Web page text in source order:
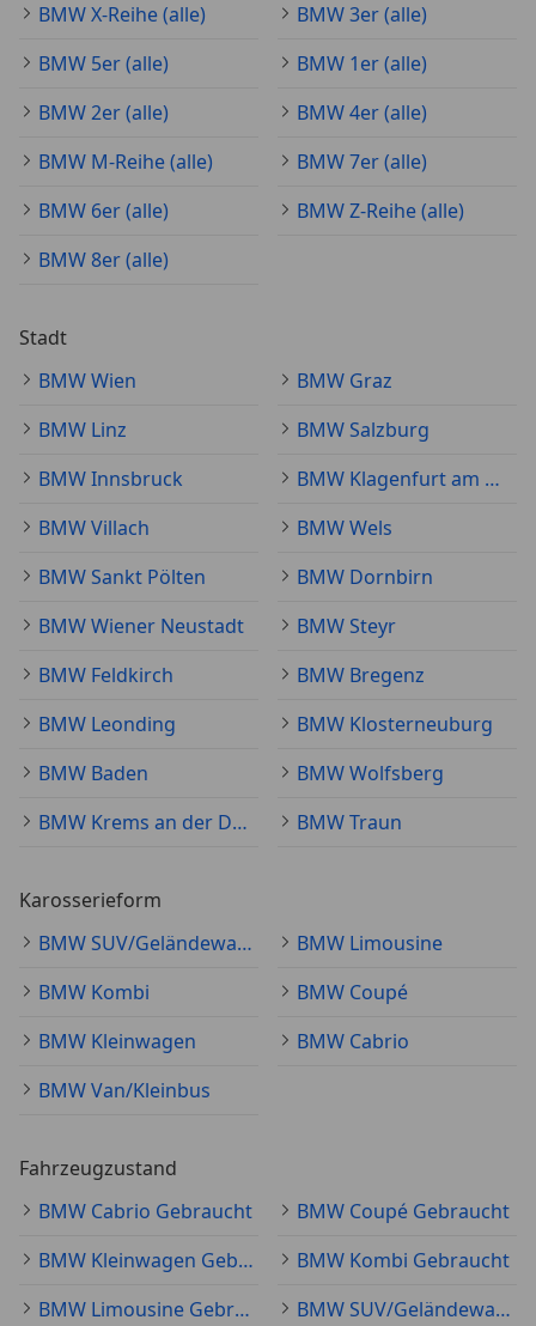
BMW X-Reihe (alle)
BMW 3er (alle)
BMW 5er (alle)
BMW 1er (alle)
BMW 2er (alle)
BMW 4er (alle)
BMW M-Reihe (alle)
BMW 7er (alle)
BMW 6er (alle)
BMW Z-Reihe (alle)
BMW 8er (alle)
Stadt
BMW Wien
BMW Graz
BMW Linz
BMW Salzburg
BMW Innsbruck
BMW Klagenfurt am Wörthersee
BMW Villach
BMW Wels
BMW Sankt Pölten
BMW Dornbirn
BMW Wiener Neustadt
BMW Steyr
BMW Feldkirch
BMW Bregenz
BMW Leonding
BMW Klosterneuburg
BMW Baden
BMW Wolfsberg
BMW Krems an der Donau
BMW Traun
Karosserieform
BMW SUV/Geländewagen/Pickup
BMW Limousine
BMW Kombi
BMW Coupé
BMW Kleinwagen
BMW Cabrio
BMW Van/Kleinbus
Fahrzeugzustand
BMW Cabrio Gebraucht
BMW Coupé Gebraucht
BMW Kleinwagen Gebraucht
BMW Kombi Gebraucht
BMW Limousine Gebraucht
BMW SUV/Geländewagen/Pickup Gebraucht